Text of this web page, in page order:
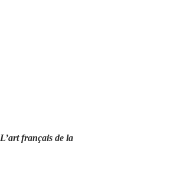
L’art français de la